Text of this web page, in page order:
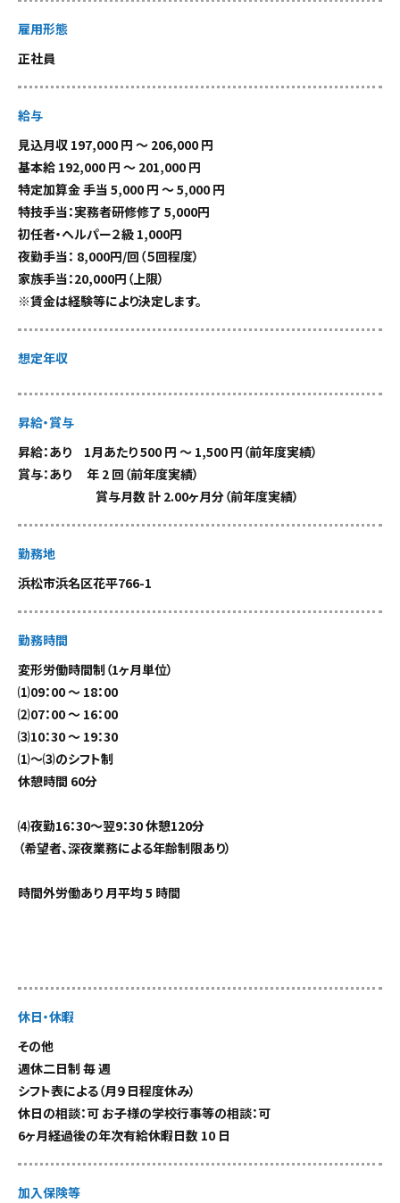
雇用形態
正社員
給与
見込月収 197,000 円 〜 206,000 円
基本給 192,000 円 〜 201,000 円
特定加算金 手当 5,000 円 〜 5,000 円
特技手当：実務者研修修了 5,000円
初任者・ヘルパー２級 1,000円
夜勤手当： 8,000円/回（５回程度）
家族手当：20,000円（上限）
※賃金は経験等により決定します。
想定年収
昇給・賞与
昇給：あり 1月あたり 500 円 〜 1,500 円（前年度実績）
賞与：あり 年 2 回（前年度実績）
賞与月数 計 2.00ヶ月分（前年度実績）
勤務地
浜松市浜名区花平766-1
勤務時間
変形労働時間制（1ヶ月単位）
⑴09：00 〜 18：00
⑵07：00 ～ 16：00
⑶10：30 ～ 19：30
⑴～⑶のシフト制
休憩時間 60分
⑷夜勤16：30〜翌9：30 休憩120分
（希望者、深夜業務による年齢制限あり）
時間外労働あり 月平均 5 時間
休日・休暇
その他
週休二日制 毎 週
シフト表による（月９日程度休み）
休日の相談：可 お子様の学校行事等の相談：可
6ヶ月経過後の年次有給休暇日数 10 日
加入保険等